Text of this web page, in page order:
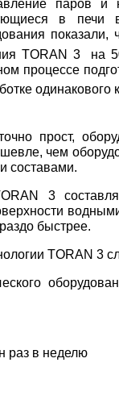
паров и
в печи
показали,
TORAN 3 на
процессе
одинакового
прост,
чем
составами.
3
быстрее.
TORAN 3
раз в неделю